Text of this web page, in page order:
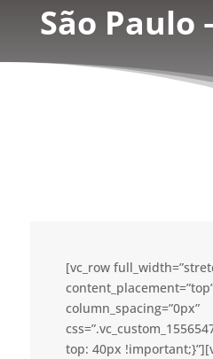
São Paulo
[vc_row
column_spacing=”0px”
top: 40px